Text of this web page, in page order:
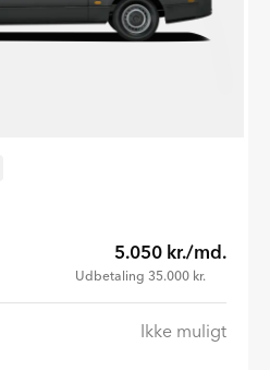
5.050 kr./md.
Udbetaling 35.000 kr.
Ikke muligt